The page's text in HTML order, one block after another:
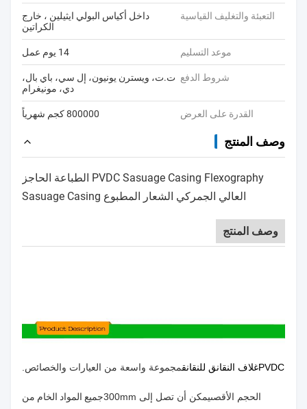
التعبئة والتغليف القياسية
داخل أكياس البولي ايثيلين ، خارج
الكراتين
موعد التسليم 14 يوم عمل
شروط الدفع ت.ت، ويسترن يونيون، إل سي، باي بال،
دي، مونيغرام
القدرة على العرض 800000 كجم شهرياً
وصف المنتج
PVDC Sasuage Casing Flexography الطباعة الحاجز
العالي الجمركي الشعار المطبوع Sasuage Casing
وصف المنتج
PVDCغلاف النقانق للنقانقمجموعة واسعة من العيارات والخصائص.
الحجم الأقصىيمكن أن تصل إلى 300mm
جميع المواد الخام من